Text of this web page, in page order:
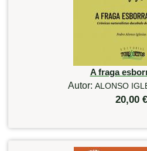
A fraga
Autor: ALONSO
20,00 €